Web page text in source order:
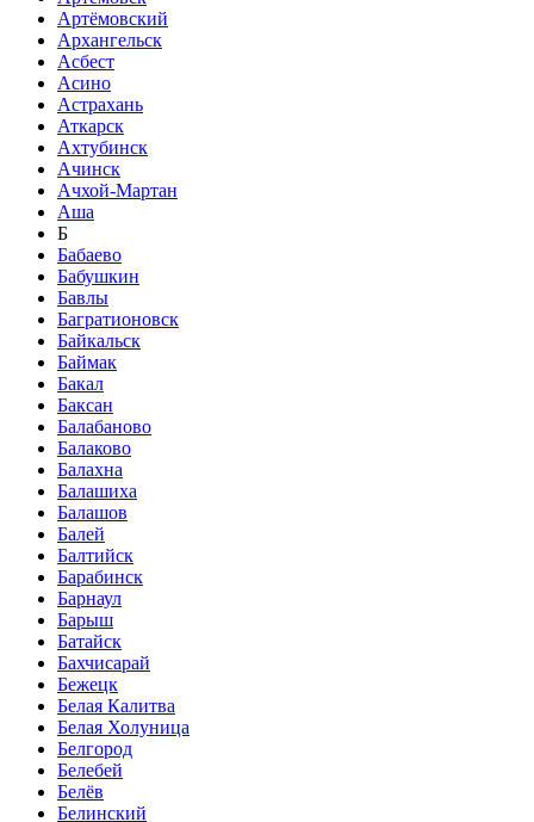
Артёмовский
Архангельск
Асбест
Асино
Астрахань
Аткарск
Ахтубинск
Ачинск
Ачхой-Мартан
Аша
Б
Бабаево
Бабушкин
Бавлы
Багратионовск
Байкальск
Баймак
Бакал
Баксан
Балабаново
Балаково
Балахна
Балашиха
Балашов
Балей
Балтийск
Барабинск
Барнаул
Барыш
Батайск
Бахчисарай
Бежецк
Белая Калитва
Белая Холуница
Белгород
Белебей
Белёв
Белинский